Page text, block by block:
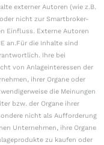
externer Autoren (wie z.B.
nicht zur Smartbroker-
Einfluss. Externe Autoren
an.Für die Inhalte sind
Ihre bei
von Anlageinteressen der
ihrer Organe oder
die Meinungen
bzw. der Organe ihrer
nicht als Aufforderung
Unternehmen, ihre Organe
zu kaufen oder